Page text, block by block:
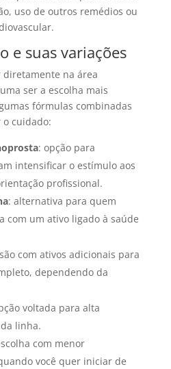
uso de outros remédios ou
e suas variações
diretamente na área
ser a escolha mais
fórmulas combinadas
cuidado:
: opção para
intensificar o estímulo aos
profissional.
: alternativa para quem
com um ativo ligado à saúde
com ativos adicionais para
dependendo da
voltada para alta
linha.
com menor
você quer iniciar de